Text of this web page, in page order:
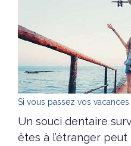
Si vous passez vos vacances à
Un souci dentaire
êtes à l’étranger